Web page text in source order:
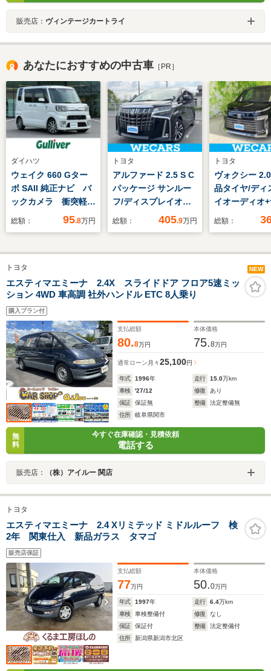
販売店： ヴィンテージカートライ
あなたにおすすめの中古車 ［PR］
ダイハツ
ウェイク 660 Gター
ボ SAII 純正ナビ バ
ックカメラ 衝突軽減
システム ドライブレ
ステアリングスイッ
チ オートライト ス
マートキー 純正14
インチアルミホイー
ル 電動格納ミラー
総額： 95.8万円
トヨタ
アルファード 2.5 S C
パッケージ サンルー
フ/ディスプレイオー
ディオ/デジタルイン
電動スライドドア/シ
線逸脱防止支援システ
ム/シート 合皮/電動バ
総額： 405.9万円
トヨタ
ヴォクシー
品タイヤ/ディ
イオーディオ
突安全装置/両
クビューモニ
線逸脱防止支
ム/シート ハ
総額：
トヨタ NEW
エスティマエミーナ 2.4X スライドドア フロア5速ミッ
ション 4WD 車高調 社外ハンドル ETC 8人乗り
購入プラン付
支払総額
80.8万円
本体価格
75.8万円
通常ローン 月々25,100円
年式 1996年 走行 15.0万km
車検
'27/12 修復
あり
保証
保証無 整備
法定整備無
住所
岐阜県関市
無
料
今すぐ在庫確認・見積依頼
電話する
販売店： （株）アイルー 関店
トヨタ
エスティマエミーナ 2.4 Xリミテッド ミドルルーフ 検
2年 関東仕入 新品ガラス タマゴ
販売店保証
支払総額
77万円
本体価格
50.0万円
年式 1997年 走行 6.4万km
車検
車検整備付 修復
なし
保証
保証付 整備
法定整備付
住所
新潟県新潟市北区